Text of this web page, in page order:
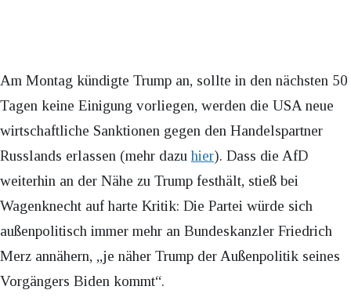
Am Montag kündigte Trump an, sollte in den nächsten 50
Tagen keine Einigung vorliegen, werden die USA neue
wirtschaftliche Sanktionen gegen den Handelspartner
Russlands erlassen (mehr dazuhier). Dass die AfD
weiterhin an der Nähe zu Trump festhält, stieß bei
Wagenknecht auf harte Kritik: Die Partei würde sich
außenpolitisch immer mehr an Bundeskanzler Friedrich
Merz annähern, „je näher Trump der Außenpolitik seines
Vorgängers Biden kommt“.